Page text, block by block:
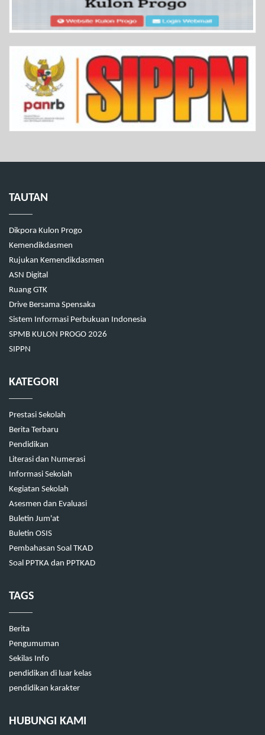
TAUTAN
Dikpora Kulon Progo
Kemendikdasmen
Rujukan Kemendikdasmen
ASN Digital
Ruang GTK
Drive Bersama Spensaka
Sistem Informasi Perbukuan Indonesia
SPMB KULON PROGO 2026
SIPPN
KATEGORI
Prestasi Sekolah
Berita Terbaru
Pendidikan
Literasi dan Numerasi
Informasi Sekolah
Kegiatan Sekolah
Asesmen dan Evaluasi
Buletin Jum'at
Buletin OSIS
Pembahasan Soal TKAD
Soal PPTKA dan PPTKAD
TAGS
Berita
Pengumuman
Sekilas Info
pendidikan di luar kelas
pendidikan karakter
HUBUNGI KAMI